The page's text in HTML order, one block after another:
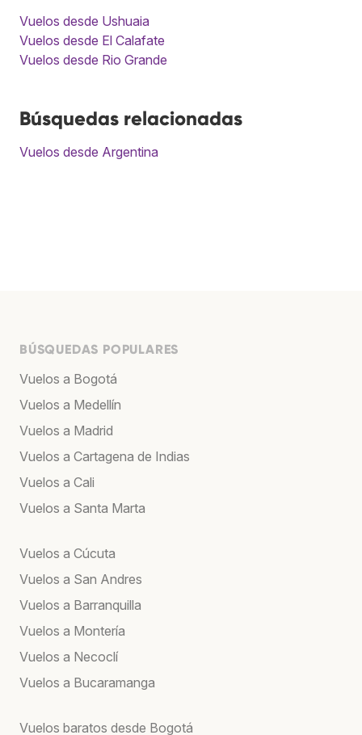
Vuelos desde Ushuaia
Vuelos desde El Calafate
Vuelos desde Rio Grande
Búsquedas relacionadas
Vuelos desde Argentina
BÚSQUEDAS POPULARES
Vuelos a Bogotá
Vuelos a Medellín
Vuelos a Madrid
Vuelos a Cartagena de Indias
Vuelos a Cali
Vuelos a Santa Marta
Vuelos a Cúcuta
Vuelos a San Andres
Vuelos a Barranquilla
Vuelos a Montería
Vuelos a Necoclí
Vuelos a Bucaramanga
Vuelos baratos desde Bogotá